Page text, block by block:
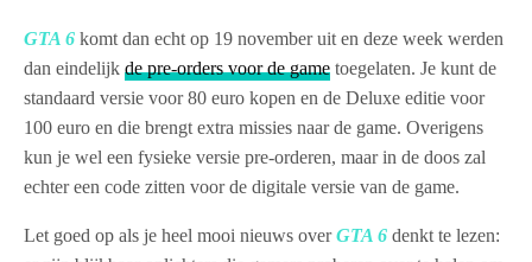
GTA 6 komt dan echt op 19 november uit en deze week werden
dan eindelijkde pre-orders voor de game toegelaten. Je kunt de
standaard versie voor 80 euro kopen en de Deluxe editie voor
100 euro en die brengt extra missies naar de game. Overigens
kun je wel een fysieke versie pre-orderen, maar in de doos zal
echter een code zitten voor de digitale versie van de game.
Let goed op als je heel mooi nieuws overGTA 6 denkt te lezen: